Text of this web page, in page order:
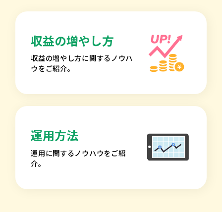
収益の増やし方
収益の増やし方に関するノウハ
ウをご紹介。
運用方法
運用に関するノウハウをご紹
介。